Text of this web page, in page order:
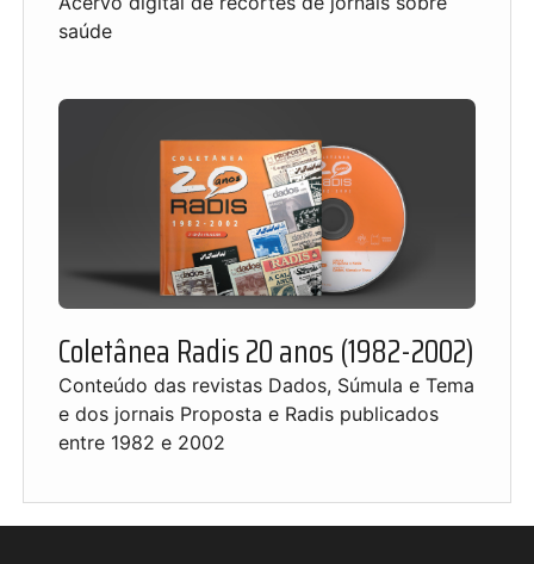
saúde
Coletânea Radis 20 anos (1982-2002)
Conteúdo das revistas Dados, Súmula e Tema
e dos jornais Proposta e Radis publicados
entre 1982 e 2002